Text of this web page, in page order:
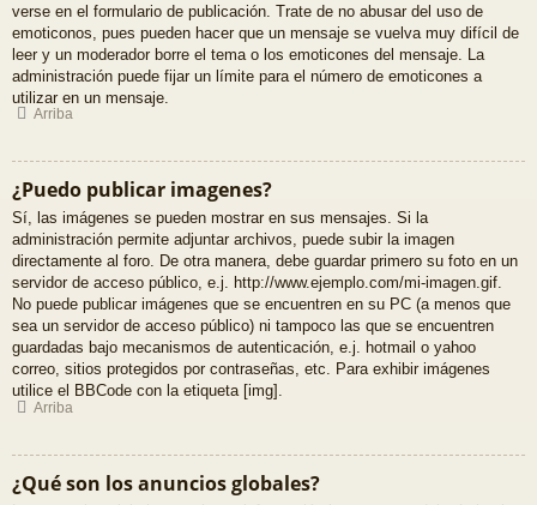
verse en el formulario de publicación. Trate de no abusar del uso de
emoticonos, pues pueden hacer que un mensaje se vuelva muy difícil de
leer y un moderador borre el tema o los emoticones del mensaje. La
administración puede fijar un límite para el número de emoticones a
utilizar en un mensaje.
Arriba
¿Puedo publicar imagenes?
Sí, las imágenes se pueden mostrar en sus mensajes. Si la
administración permite adjuntar archivos, puede subir la imagen
directamente al foro. De otra manera, debe guardar primero su foto en un
servidor de acceso público, e.j. http://www.ejemplo.com/mi-imagen.gif.
No puede publicar imágenes que se encuentren en su PC (a menos que
sea un servidor de acceso público) ni tampoco las que se encuentren
guardadas bajo mecanismos de autenticación, e.j. hotmail o yahoo
correo, sitios protegidos por contraseñas, etc. Para exhibir imágenes
utilice el BBCode con la etiqueta [img].
Arriba
¿Qué son los anuncios globales?